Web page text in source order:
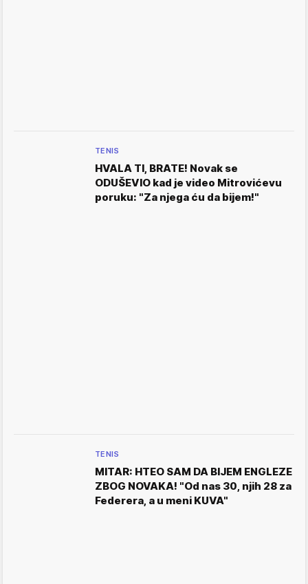
TENIS
HVALA TI, BRATE! Novak se
ODUŠEVIO kad je video Mitrovićevu
poruku: "Za njega ću da bijem!"
TENIS
MITAR: HTEO SAM DA BIJEM ENGLEZE
ZBOG NOVAKA! "Od nas 30, njih 28 za
Federera, a u meni KUVA"